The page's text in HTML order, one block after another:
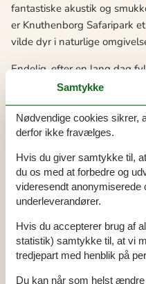
fantastiske akustik og
er Knuthenborg Safaripark
vilde dyr i naturlige
Endelig, efter en lang dag
bedre end at vende tilbage
Kramnitse. Her kan I lave et
sommerhusets køkken,
komfortable stue, eller nyde
Med dens unikke blanding
spændende attraktioner og
perfekte sted for jeres
Knuthenborg Safaripark:
halv times køretur fra
dyrearter fra hele
Samtykke
Nødvendige cookies sikrer,
derfor ikke fravælges.
Hvis du giver samtykke til,
du os med at forbedre og
videresendt anonymiserede
underleverandører.
Hvis du accepterer brug af
statistik) samtykke til, at vi
tredjepart med henblik på
Du kan når som helst